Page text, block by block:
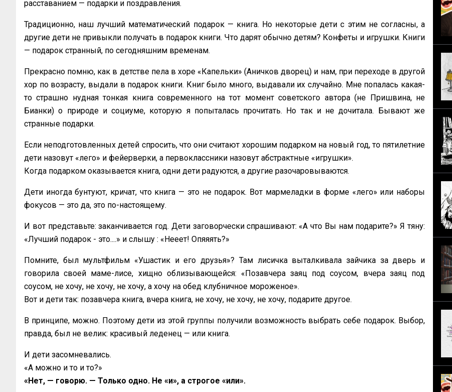
расставанием — подарки и поздравления.
Традиционно, наш лучший математический подарок — книга. Но некоторые дети с этим не согласны, а
другие дети не привыкли получать в подарок книги. Что дарят обычно детям? Конфеты и игрушки. Книги
— подарок странный, по сегодняшним временам.
Прекрасно помню, как в детстве пела в хоре «Капельки» (Аничков дворец) и нам, при переходе в другой
хор по возрасту, выдали в подарок книги. Книг было много, выдавали их случайно. Мне попалась какая-
то страшно нудная тонкая книга современного на тот момент советского автора (не Пришвина, не
Бианки) о природе и социуме, которую я попыталась прочитать. Но так и не дочитала. Бывают же
странные подарки.
Если неподготовленных детей спросить, что они считают хорошим подарком на новый год, то пятилетние
дети назовут «‎лего» и фейерверки, а первоклассники назовут абстрактные «‎игрушки».
Когда подарком оказывается книга, одни дети радуются, а другие разочаровываются.
Дети иногда бунтуют, кричат, что книга — это не подарок. Вот мармеладки в форме «‎лего» или наборы
фокусов — это да, это по-настоящему.
И вот представьте: заканчивается год. Дети заговорчески спрашивают: «‎А что Вы нам подарите?» Я тяну:
«‎Лучший подарок - это....» и слышу : «‎Нееет! Опяяять?»
Помните, был мультфильм «‎Ушастик и его друзья»? Там лисичка выталкивала зайчика за дверь и
говорила своей маме-лисе, хищно облизывающейся: «‎Позавчера заяц под соусом, вчера заяц под
соусом, не хочу, не хочу, не хочу, а хочу на обед клубничное мороженое».
Вот и дети так: позавчера книга, вчера книга, не хочу, не хочу, не хочу, подарите другое.
В принципе, можно. Поэтому дети из этой группы получили возможность выбрать себе подарок. Выбор,
правда, был не велик: красивый леденец — или книга.
И дети засомневались.
«‎А можно и то и то?»
«Нет, — говорю. — Только одно. Не «и», а строгое «или».